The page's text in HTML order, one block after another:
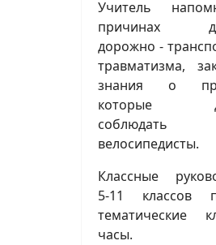
Учитель
причинах
дорожно -
травматизма,
знания о
которые
соблюдать
велосипедисты.
Классные
5-11 классов
тематические
часы.